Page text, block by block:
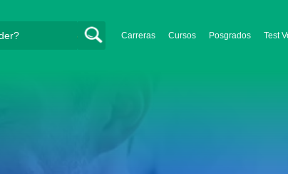
Carreras Cursos Posgrados Test